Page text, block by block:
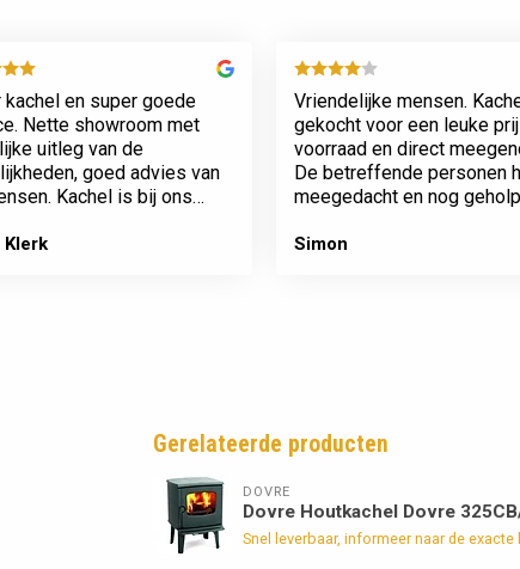
kachel en super goede
Nette showroom met
uitleg van de
goed advies van
Kachel is bij ons
Plaatsing en
Klerk
Vriendelijke mensen.
gekocht voor een leuke
voorraad en direct
De betreffende personen
meegedacht en nog
Simon
Gerelateerde producten
DOVRE
Dovre Houtkachel Dovre
Snel leverbaar, informeer naar de exacte